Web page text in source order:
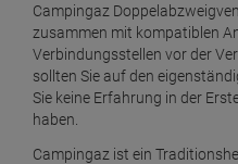
Campingaz
zusammen mit kompatiblen
Verbindungsstellen vor der
sollten Sie auf den
Sie keine Erfahrung in der
haben.
Campingaz ist ein